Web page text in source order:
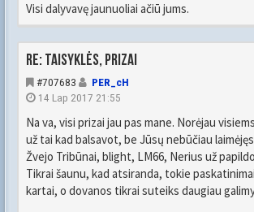
Visi dalyvavę jaunuoliai ačiū jums.
Re: Taisyklės, prizai
#707683
PER_cH
14 Lap 2017 21:55
Na va, visi prizai jau pas mane. Norėjau
už tai kad balsavot, be Jūsų nebūčiau
Žvejo Tribūnai, blight, LM66, Nerius už
Tikrai šaunu, kad atsiranda, tokie
kartai, o dovanos tikrai suteiks daugiau